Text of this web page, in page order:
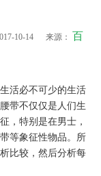
10-14 来源： 百
活必不可少的生活
带不仅仅是人们生
，特别是在男士，
等象征性物品。所
比较，然后分析每